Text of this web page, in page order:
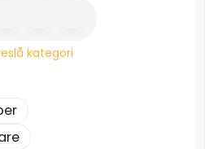
kategori